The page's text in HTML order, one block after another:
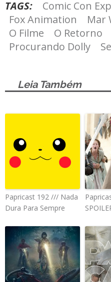
TAGS:
Comic Con
Fox Animation
Mar
O Filme
O Retorno
Procurando Dolly
Leia Também
Papricast 192 /// Nada
Dura Para Sempre